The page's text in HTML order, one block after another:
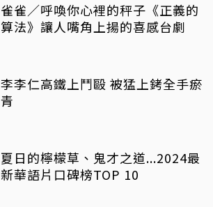
雀雀／呼喚你心裡的秤子《正義的
算法》讓人嘴角上揚的喜感台劇
李李仁高鐵上鬥毆 被猛上銬全手瘀
青
夏日的檸檬草、鬼才之道...2024最
新華語片口碑榜TOP 10